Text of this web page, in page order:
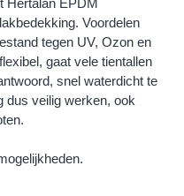
Voordelen
tegen UV, Ozon en
gaat vele tientallen
snel waterdicht te
dus veilig werken, ook